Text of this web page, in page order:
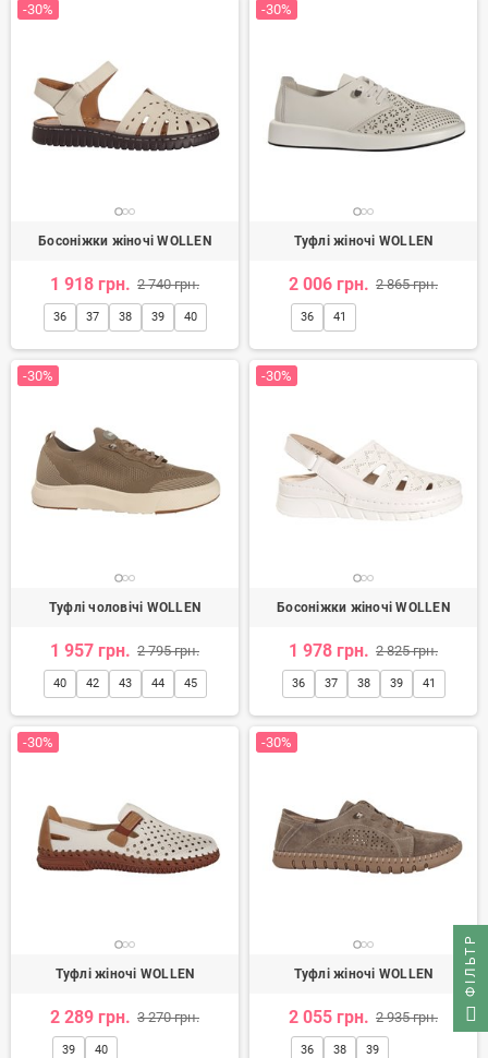
-30%
Босоніжки жіночі WOLLEN
1 918 грн. 2 740 грн.
36 37 38 39 40
-30%
Туфлі жіночі WOLLEN
2 006 грн. 2 865 грн.
36 41
-30%
Туфлі чоловічі WOLLEN
1 957 грн. 2 795 грн.
40 42 43 44 45
-30%
Босоніжки жіночі WOLLEN
1 978 грн. 2 825 грн.
36 37 38 39 41
-30%
Туфлі жіночі WOLLEN
2 289 грн. 3 270 грн.
39 40
-30%
Туфлі жіночі WOLLEN
2 055 грн. 2 935 грн.
36 38 39
ФІЛЬТР